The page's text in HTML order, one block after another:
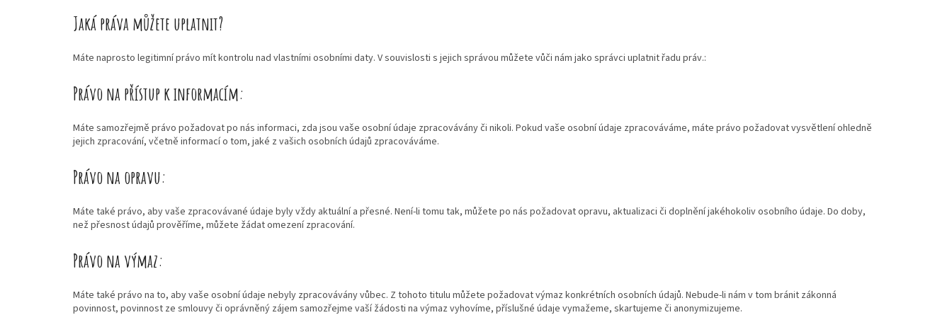
Jaká práva můžete uplatnit?
Máte naprosto legitimní právo mít kontrolu nad vlastními osobními daty. V souvislosti s jejich správou můžete vůči nám jako správci uplatnit řadu práv.:
Právo na přístup k informacím:
Máte samozřejmě právo požadovat po nás informaci, zda jsou vaše osobní údaje zpracovávány či nikoli. Pokud vaše osobní údaje zpracováváme, máte právo požadovat vysvětlení ohledně
jejich zpracování, včetně informací o tom, jaké z vašich osobních údajů zpracováváme.
Právo na opravu:
Máte také právo, aby vaše zpracovávané údaje byly vždy aktuální a přesné. Není-li tomu tak, můžete po nás požadovat opravu, aktualizaci či doplnění jakéhokoliv osobního údaje. Do doby,
než přesnost údajů prověříme, můžete žádat omezení zpracování.
Právo na výmaz:
Máte také právo na to, aby vaše osobní údaje nebyly zpracovávány vůbec. Z tohoto titulu můžete požadovat výmaz konkrétních osobních údajů. Nebude-li nám v tom bránit zákonná
povinnost, povinnost ze smlouvy či oprávněný zájem samozřejme vaší žádosti na výmaz vyhovíme, příslušné údaje vymažeme, skartujeme či anonymizujeme.